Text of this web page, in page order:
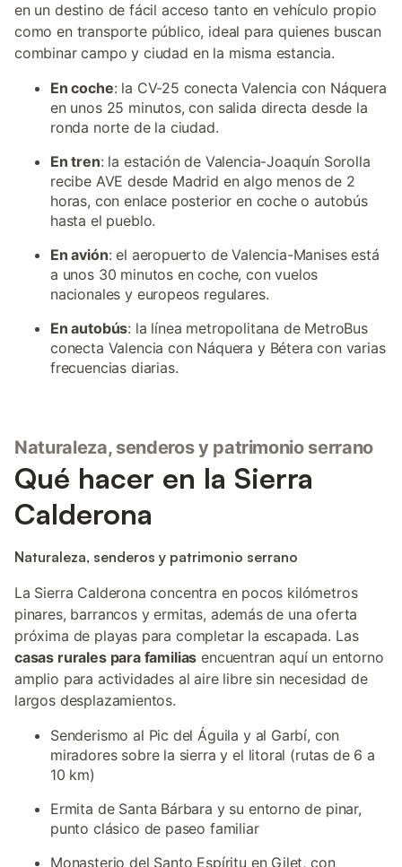
en un destino de fácil acceso tanto en vehículo propio
como en transporte público, ideal para quienes buscan
combinar campo y ciudad en la misma estancia.
En coche: la CV-25 conecta Valencia con Náquera
en unos 25 minutos, con salida directa desde la
ronda norte de la ciudad.
En tren: la estación de Valencia-Joaquín Sorolla
recibe AVE desde Madrid en algo menos de 2
horas, con enlace posterior en coche o autobús
hasta el pueblo.
En avión: el aeropuerto de Valencia-Manises está
a unos 30 minutos en coche, con vuelos
nacionales y europeos regulares.
En autobús: la línea metropolitana de MetroBus
conecta Valencia con Náquera y Bétera con varias
frecuencias diarias.
Naturaleza, senderos y patrimonio serrano
Qué hacer en la Sierra
Calderona
Naturaleza, senderos y patrimonio serrano
La Sierra Calderona concentra en pocos kilómetros
pinares, barrancos y ermitas, además de una oferta
próxima de playas para completar la escapada. Las
casas rurales para familias encuentran aquí un entorno
amplio para actividades al aire libre sin necesidad de
largos desplazamientos.
Senderismo al Pic del Águila y al Garbí, con
miradores sobre la sierra y el litoral (rutas de 6 a
10 km)
Ermita de Santa Bárbara y su entorno de pinar,
punto clásico de paseo familiar
Monasterio del Santo Espíritu en Gilet, con